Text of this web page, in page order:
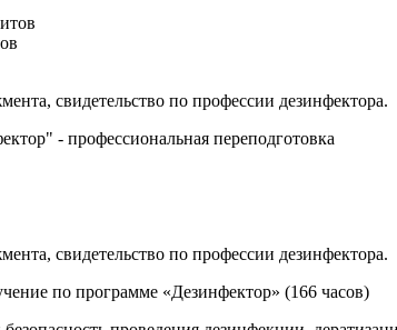
свидетельство по профессии дезинфектора.
- профессиональная переподготовка
свидетельство по профессии дезинфектора.
по программе «Дезинфектор» (166 часов)